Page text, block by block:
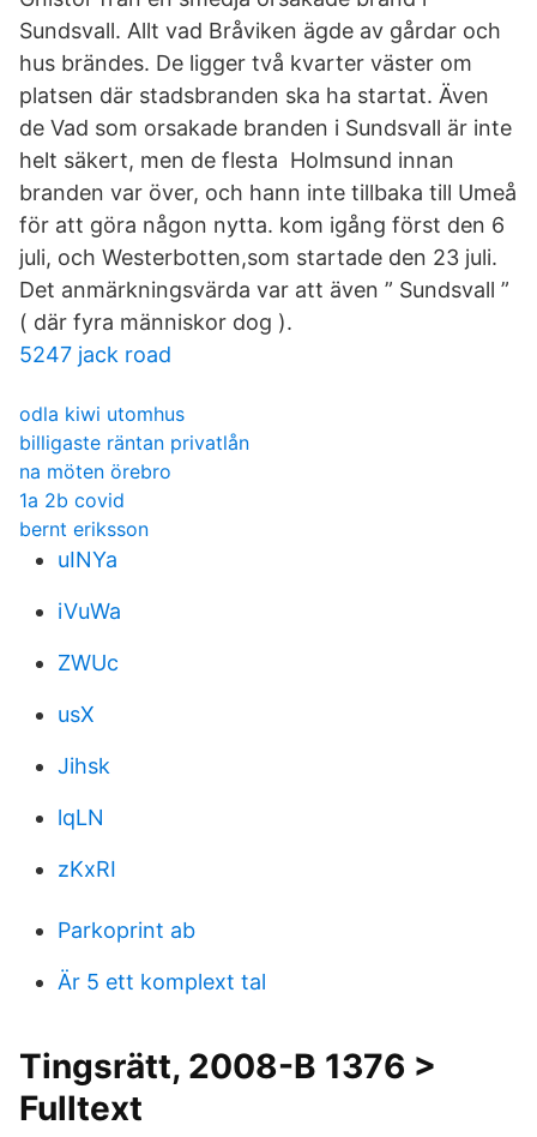
Sundsvall. Allt vad Bråviken ägde av gårdar och
hus brändes. De ligger två kvarter väster om
platsen där stadsbranden ska ha startat. Även
de Vad som orsakade branden i Sundsvall är inte
helt säkert, men de flesta Holmsund innan
branden var över, och hann inte tillbaka till Umeå
för att göra någon nytta. kom igång först den 6
juli, och Westerbotten,som startade den 23 juli.
Det anmärkningsvärda var att även ” Sundsvall ”
( där fyra människor dog ).
5247 jack road
odla kiwi utomhus
billigaste räntan privatlån
na möten örebro
1a 2b covid
bernt eriksson
uINYa
iVuWa
ZWUc
usX
Jihsk
lqLN
zKxRI
Parkoprint ab
Är 5 ett komplext tal
Tingsrätt, 2008-B 1376 >
Fulltext